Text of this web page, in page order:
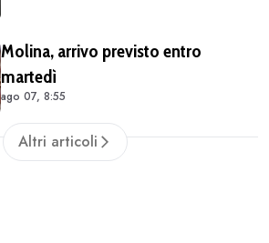
Molina, arrivo previsto entro
martedì
ago 07, 8:55
Altri articoli